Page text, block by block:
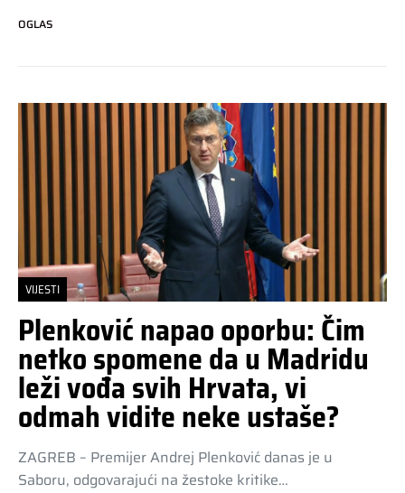
OGLAS
VIJESTI
Plenković napao oporbu: Čim
netko spomene da u Madridu
leži vođa svih Hrvata, vi
odmah vidite neke ustaše?
ZAGREB – Premijer Andrej Plenković danas je u
Saboru, odgovarajući na žestoke kritike…